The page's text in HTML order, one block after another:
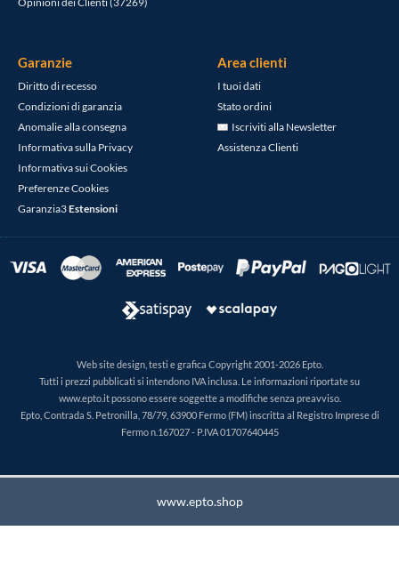
Garanzie
Diritto di recesso
Condizioni di garanzia
Anomalie alla consegna
Informativa sulla Privacy
Informativa sui Cookies
Preferenze Cookies
Garanzia3Estensioni
Area clienti
I tuoi dati
Stato ordini
Iscriviti alla Newsletter
Assistenza Clienti
Web site design, testi e grafica Copyright 2001-2026 Epto.
Tutti i prezzi pubblicati si intendono IVA inclusa. Le informazioni riportate su
www.epto.it possono essere soggette a modifiche senza preavviso.
Epto, Contrada S. Petronilla, 78/79, 63900 Fermo (FM) inscritta al Registro Imprese di
Fermo n.167027 - P.IVA 01707640445
www.epto.shop